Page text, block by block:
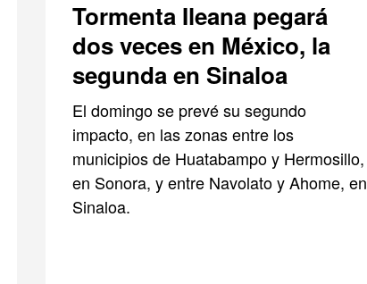
Tormenta Ileana pegará
dos veces en México, la
segunda en Sinaloa
El domingo se prevé su segundo
impacto, en las zonas entre los
municipios de Huatabampo y Hermosillo,
en Sonora, y entre Navolato y Ahome, en
Sinaloa.